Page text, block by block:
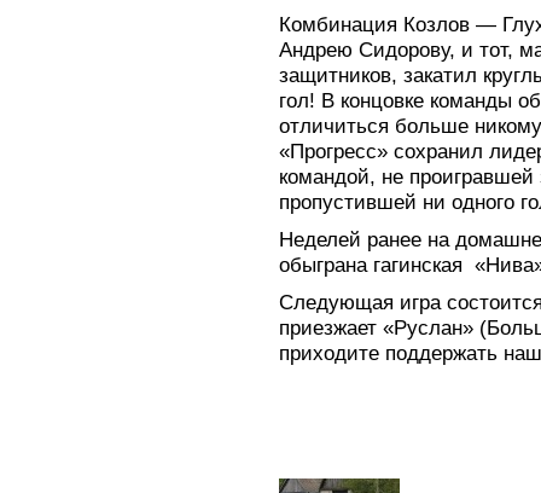
Комбинация Козлов —
Андрею Сидорову, и тот,
защитников, закатил
гол! В концовке команды
отличиться больше
«Прогресс» сохранил
командой, не проигравшей
пропустившей ни одного
Неделей ранее на
обыграна гагинская
Следующая игра
приезжает «Руслан»
приходите поддержать